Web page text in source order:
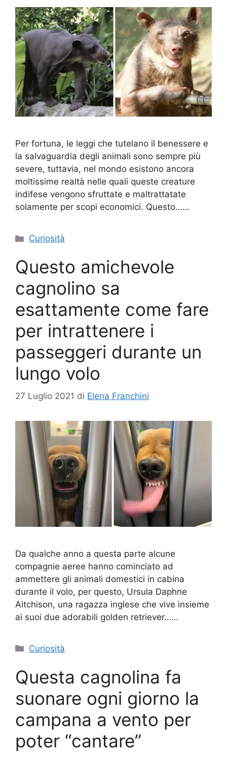
Per fortuna, le leggi che tutelano il benessere e
la salvaguardia degli animali sono sempre più
severe, tuttavia, nel mondo esistono ancora
moltissime realtà nelle quali queste creature
indifese vengono sfruttate e maltrattatate
solamente per scopi economici. Questo……
Categorie
Curiosità
Questo amichevole
cagnolino sa
esattamente come fare
per intrattenere i
passeggeri durante un
lungo volo
27 Luglio 2021 di Elena Franchini
Da qualche anno a questa parte alcune
compagnie aeree hanno cominciato ad
ammettere gli animali domestici in cabina
durante il volo, per questo, Ursula Daphne
Aitchison, una ragazza inglese che vive insieme
ai suoi due adorabili golden retriever……
Categorie
Curiosità
Questa cagnolina fa
suonare ogni giorno la
campana a vento per
poter “cantare”